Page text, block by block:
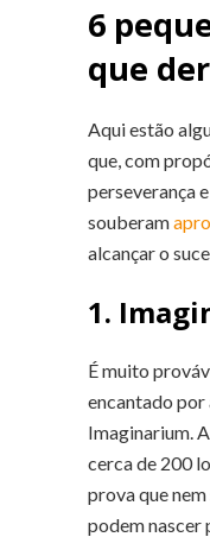
6
que
Aqui estão
que, com
perseverança
souberam
alcançar o
1.
É muito
encantado
Imaginarium.
cerca de 200
prova que
podem nascer